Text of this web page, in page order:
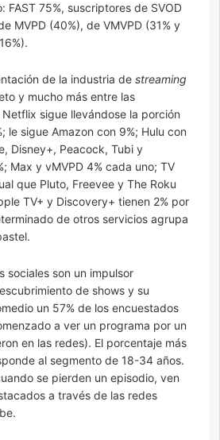
FAST 75%, suscriptores de SVOD
MVPD (40%), de VMVPD (31% y
de la industria de streaming
y mucho más entre las
sigue llevándose la porción
le sigue Amazon con 9%; Hulu con
Disney+, Peacock, Tubi y
Max y vMVPD 4% cada uno; TV
que Pluto, Freevee y The Roku
TV+ y Discovery+ tienen 2% por
de otros servicios agrupa
sociales son un impulsor
de shows y su
un 57% de los encuestados
a ver un programa por un
en las redes). El porcentaje más
al segmento de 18-34 años.
se pierden un episodio, ven
a través de las redes